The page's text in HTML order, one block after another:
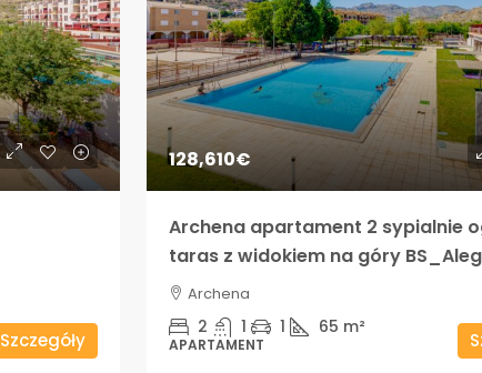
Szczegóły
128,610€
Archena apartament 2 sypialnie
taras z widokiem na góry
Archena
2 1 1 65 m²
APARTAMENT